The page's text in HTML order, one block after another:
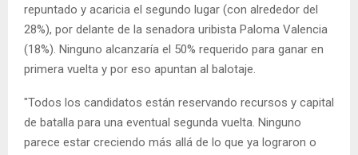
repuntado y acaricia el segundo lugar (con alrededor del
28%), por delante de la senadora uribista Paloma Valencia
(18%). Ninguno alcanzaría el 50% requerido para ganar en
primera vuelta y por eso apuntan al balotaje.
"Todos los candidatos están reservando recursos y capital
de batalla para una eventual segunda vuelta. Ninguno
parece estar creciendo más allá de lo que ya lograron o